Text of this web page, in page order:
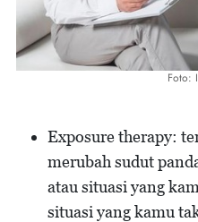
Foto:
Exposure therapy:
merubah sudut
atau situasi yang
situasi yang kamu